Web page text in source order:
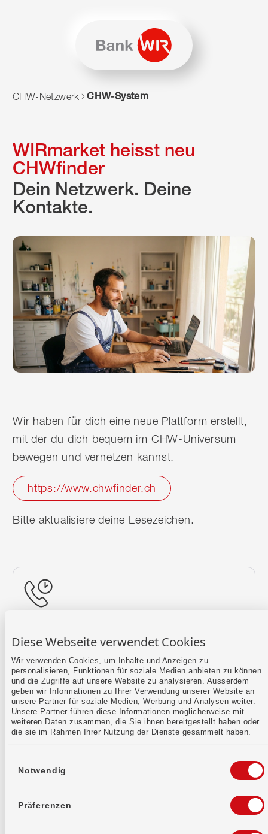
Diese Webseite verwendet Cookies
Wir verwenden Cookies, um Inhalte und Anzeigen zu
personalisieren, Funktionen für soziale Medien anbieten zu können
und die Zugriffe auf unsere Website zu analysieren. Ausserdem
geben wir Informationen zu Ihrer Verwendung unserer Website an
unsere Partner für soziale Medien, Werbung und Analysen weiter.
Unsere Partner führen diese Informationen möglicherweise mit
weiteren Daten zusammen, die Sie ihnen bereitgestellt haben oder
die sie im Rahmen Ihrer Nutzung der Dienste gesammelt haben.
Notwendig
Präferenzen
Zum Navigieren dieser Seite wird JavaScript benötigt.
CHW-Netzwerk CHW-System
WIRmarket heisst neu
CHWfinder
Dein Netzwerk. Deine
Kontakte.
Wir haben für dich eine neue Plattform erstellt,
mit der du dich bequem im CHW-Universum
bewegen und vernetzen kannst.
https://www.chwfinder.ch
Bitte aktualisiere deine Lesezeichen.
Mehr erfahren
Kontaktformular